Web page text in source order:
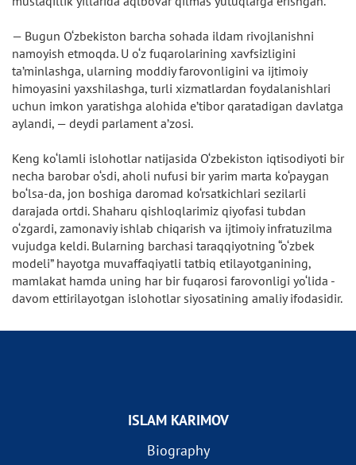
— Bugun O‘zbekiston barcha sohada ildam rivojlanishni
namoyish etmoqda. U o‘z fuqarolarining xavfsizligini
ta’minlashga, ularning moddiy farovonligini va ijtimoiy
himoyasini yaxshilashga, turli xizmatlardan foydalanishlari
uchun imkon yaratishga alohida e’tibor qaratadigan davlatga
aylandi, — deydi parlament a’zosi.
Keng ko‘lamli islohotlar natijasida O‘zbekiston iqtisodiyoti bir
necha barobar o‘sdi, aholi nufusi bir yarim marta ko‘paygan
bo‘lsa-da, jon boshiga daromad ko‘rsatkichlari sezilarli
darajada ortdi. Shaharu qishloqlarimiz qiyofasi tubdan
o‘zgardi, zamonaviy ishlab chiqarish va ijtimoiy infratuzilma
vujudga keldi. Bularning barchasi taraqqiyotning “o‘zbek
modeli” hayotga muvaffaqiyatli tatbiq etilayotganining,
mamlakat hamda uning har bir fuqarosi farovonligi yo‘lida -
davom ettirilayotgan islohotlar siyosatining amaliy ifodasidir.
ISLAM KARIMOV
Biography